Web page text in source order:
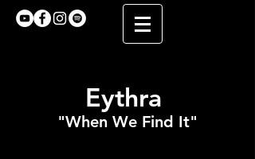
Eythra
"When We Find It"